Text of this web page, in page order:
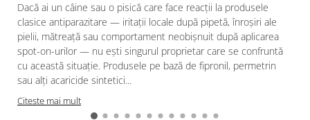
Dacă ai un câine sau o pisică care face reacții la produsele
clasice antiparazitare — iritații locale după pipetă, înroșiri ale
pielii, mătreață sau comportament neobișnuit după aplicarea
spot-on-urilor — nu ești singurul proprietar care se confruntă
cu această situație. Produsele pe bază de fipronil, permetrin
sau alți acaricide sintetici...
Citeste mai mult